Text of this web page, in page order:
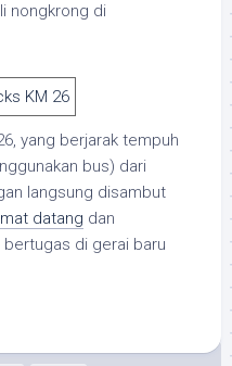
nongkrong di
yang berjarak tempuh
bus) dari
langsung disambut
datang dan
di gerai baru